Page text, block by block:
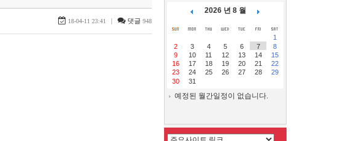
18-04-11 23:41 | 댓글 948
2026 년 8 월
1
2
3 4 5 6 7
8
9
10 11 12 13 14
15
16
17 18 19 20 21
22
23
24 25 26 27 28
29
30
31
예정된 월간일정이 없습니다.